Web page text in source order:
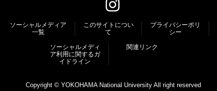
ソーシャルメディア
一覧
このサイトについ
て
プライバシーポリ
シー
ソーシャルメディ
ア利⽤に関するガ
イドライン
関連リンク
Copyright © YOKOHAMA National University All right reserved